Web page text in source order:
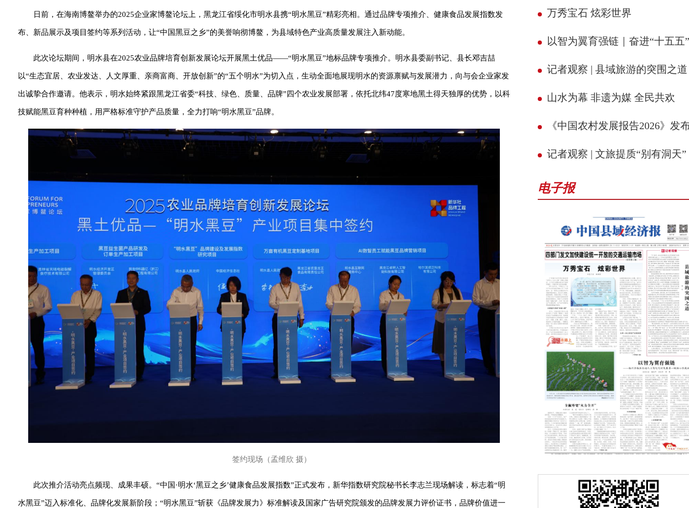
日前，在海南博鳌举办的2025企业家博鳌论坛上，黑龙江省绥化市明水县携“明水黑豆”精彩亮相。通过品牌专项推介、健康食品发展指数发
布、新品展示及项目签约等系列活动，让“中国黑豆之乡”的美誉响彻博鳌，为县域特色产业高质量发展注入新动能。
此次论坛期间，明水县在2025农业品牌培育创新发展论坛开展黑土优品——“明水黑豆”地标品牌专项推介。明水县委副书记、县长邓吉喆
以“生态宜居、农业发达、人文厚重、亲商富商、开放创新”的“五个明水”为切入点，生动全面地展现明水的资源禀赋与发展潜力，向与会企业家发
出诚挚合作邀请。他表示，明水始终紧跟黑龙江省委“科技、绿色、质量、品牌”四个农业发展部署，依托北纬47度寒地黑土得天独厚的优势，以科
技赋能黑豆育种种植，用严格标准守护产品质量，全力打响“明水黑豆”品牌。
签约现场（孟维欣 摄）
此次推介活动亮点频现、成果丰硕。“中国·明水‘黑豆之乡’健康食品发展指数”正式发布，新华指数研究院秘书长李志兰现场解读，标志着“明
水黑豆”迈入标准化、品牌化发展新阶段；“明水黑豆”斩获《品牌发展力》标准解读及国家广告研究院颁发的品牌发展力评价证书，品牌价值进一
万秀宝石 炫彩世界
以智为翼育强链｜奋进“十五五” 县域新征程
记者观察 | 县域旅游的突围之道
山水为幕 非遗为媒 全民共欢
《中国农村发展报告2026》发
记者观察 | 文旅提质“别有洞天”
电子报